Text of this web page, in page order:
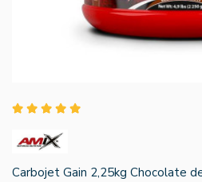
Carbojet Gain 2,25kg Chocolate